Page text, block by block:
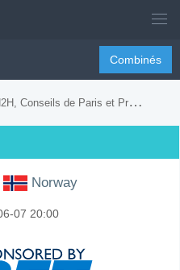
Combinés
de Paris et Prévision du Match
Norway
07 20:00